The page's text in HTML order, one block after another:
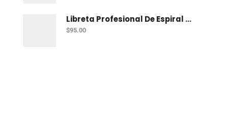
Libreta Profesional De Espiral Printaform Arcoiris Pastel 100 H Ry
$95.00